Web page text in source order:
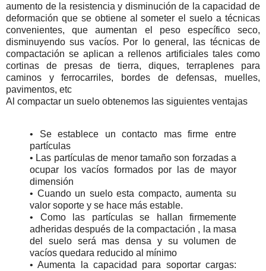
aumento de la resistencia y disminución de la capacidad de
deformación que se obtiene al someter el suelo a técnicas
convenientes, que aumentan el peso específico seco,
disminuyendo sus vacíos. Por lo general, las técnicas de
compactación se aplican a rellenos artificiales tales como
cortinas de presas de tierra, diques, terraplenes para
caminos y ferrocarriles, bordes de defensas, muelles,
pavimentos, etc
Al compactar un suelo obtenemos las siguientes ventajas
• Se establece un contacto mas firme entre
partículas
• Las partículas de menor tamaño son forzadas a
ocupar los vacíos formados por las de mayor
dimensión
• Cuando un suelo esta compacto, aumenta su
valor soporte y se hace más estable.
• Como las partículas se hallan firmemente
adheridas después de la compactación , la masa
del suelo será mas densa y su volumen de
vacíos quedara reducido al mínimo
• Aumenta la capacidad para soportar cargas: